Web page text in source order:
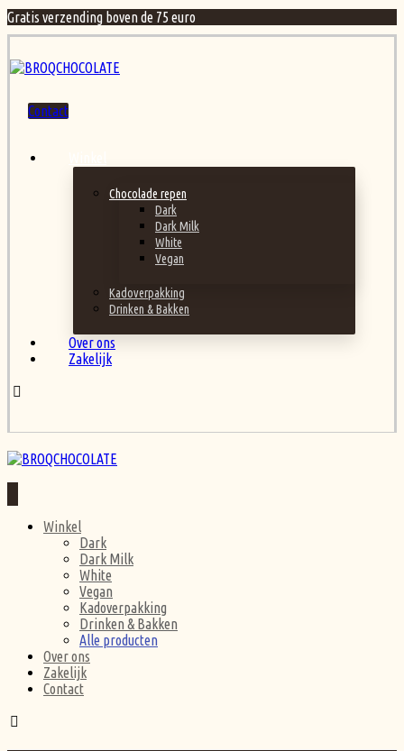
Gratis verzending boven de 75 euro
Contact
Chocolade repen
Dark
Dark Milk
White
Vegan
Kadoverpakking
Drinken & Bakken
Over ons
Zakelijk
Winkel
Dark
Dark Milk
White
Vegan
Kadoverpakking
Drinken & Bakken
Alle producten
Over ons
Zakelijk
Contact